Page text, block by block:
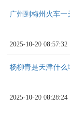
广州到梅州火车一
2025-10-20 08:57:32
杨柳青是天津什么
2025-10-20 08:28:24